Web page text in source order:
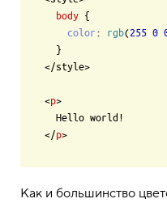
body {
color : rgb(255 0
</style>
<p>
</p
Как и большинство